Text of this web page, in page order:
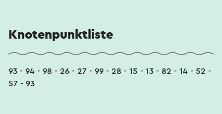
Knotenpunktliste
93 - 94 - 98 - 26 - 27 - 99 - 28 - 15 - 13 - 82 - 14 - 52 -
57 - 93